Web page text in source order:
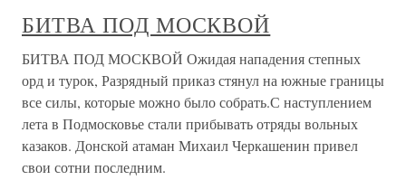
БИТВА ПОД МОСКВОЙ
БИТВА ПОД МОСКВОЙ Ожидая нападения степных
орд и турок, Разрядный приказ стянул на южные границы
все силы, которые можно было собрать.С наступлением
лета в Подмосковье стали прибывать отряды вольных
казаков. Донской атаман Михаил Черкашенин привел
свои сотни последним.